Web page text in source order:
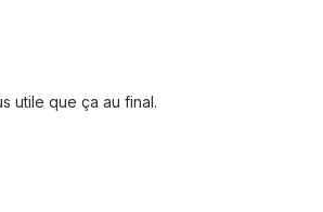
utile que ça au final.